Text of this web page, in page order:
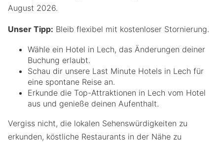
August 2026.
Unser Tipp: Bleib flexibel mit kostenloser Stornierung.
Wähle ein Hotel in Lech, das Änderungen deiner
Buchung erlaubt.
Schau dir unsere Last Minute Hotels in Lech für
eine spontane Reise an.
Erkunde die Top-Attraktionen in Lech vom Hotel
aus und genieße deinen Aufenthalt.
Vergiss nicht, die lokalen Sehenswürdigkeiten zu
erkunden, köstliche Restaurants in der Nähe zu